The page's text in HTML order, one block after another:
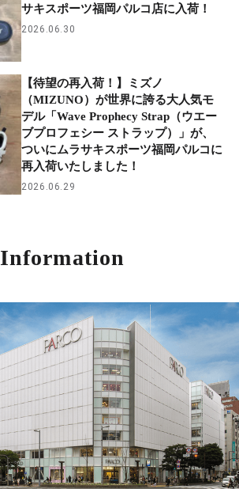
サキスポーツ福岡パルコ店に入荷！
2026.06.30
【待望の再入荷！】ミズノ
（MIZUNO）が世界に誇る大人気モ
デル「Wave Prophecy Strap（ウエー
ブプロフェシー ストラップ）」が、
ついにムラサキスポーツ福岡パルコに
再入荷いたしました！
2026.06.29
Information